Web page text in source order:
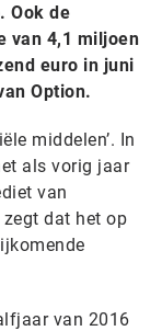
Ook de
van 4,1 miljoen
euro in juni
Option.
middelen’. In
als vorig jaar
van
dat het op
van 2016